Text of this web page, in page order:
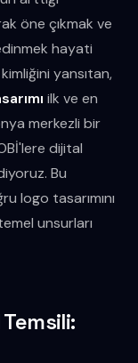
öne çıkmak ve
hayati
yansıtan,
ilk ve en
merkezli bir
dijital
Bu
logo tasarımını
unsurları